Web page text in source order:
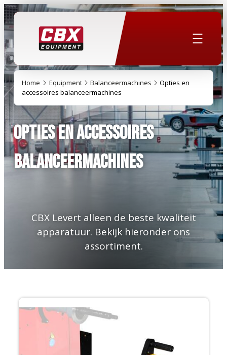
Home Equipment Balanceermachines
Opties en
accessoires balanceermachines
Opties en accessoires
balanceermachines
CBX Levert alleen de beste kwaliteit
apparatuur. Bekijk hieronder ons
assortiment.